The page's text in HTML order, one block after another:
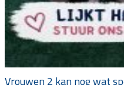
Vrouwen 2 kan nog wat